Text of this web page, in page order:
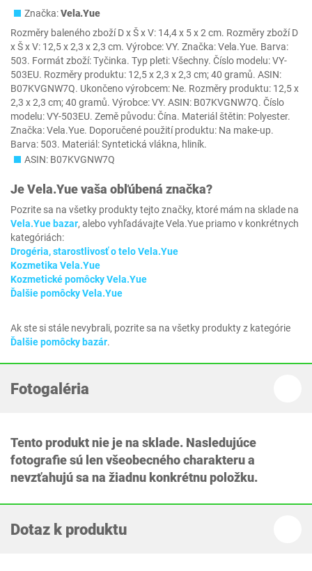
Značka:Vela.Yue
Rozměry baleného zboží D x Š x V: 14,4 x 5 x 2 cm. Rozměry zboží D
x Š x V: 12,5 x 2,3 x 2,3 cm. Výrobce: VY. Značka: Vela.Yue. Barva:
503. Formát zboží: Tyčinka. Typ pleti: Všechny. Číslo modelu: VY-
503EU. Rozměry produktu: 12,5 x 2,3 x 2,3 cm; 40 gramů. ASIN:
B07KVGNW7Q. Ukončeno výrobcem: Ne. Rozměry produktu: 12,5 x
2,3 x 2,3 cm; 40 gramů. Výrobce: VY. ASIN: B07KVGNW7Q. Číslo
modelu: VY-503EU. Země původu: Čína. Materiál štětin: Polyester.
Značka: Vela.Yue. Doporučené použití produktu: Na make-up.
Barva: 503. Materiál: Syntetická vlákna, hliník.
ASIN: B07KVGNW7Q
JeVela.Yuevaša obľúbená značka?
Pozrite sa na všetky produkty tejto značky, ktoré mám na sklade na
Vela.Yue bazar, alebo vyhľadávajte Vela.Yue priamo v konkrétnych
kategóriách:
Drogéria, starostlivosť o telo Vela.Yue
Kozmetika Vela.Yue
Kozmetické pomôcky Vela.Yue
Ďalšie pomôcky Vela.Yue
Ak ste si stále nevybrali, pozrite sa na všetky produkty z kategórie
Ďalšie pomôcky bazár.
Fotogaléria
Tento produkt nie je na sklade. Nasledujúce
fotografie sú len všeobecného charakteru a
nevzťahujú sa na žiadnu konkrétnu položku.
Dotaz k produktu